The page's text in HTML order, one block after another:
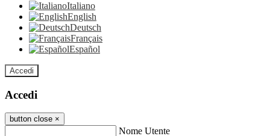
Italiano
English
Deutsch
Français
Español
Accedi
Accedi
button close ×
Nome Utente